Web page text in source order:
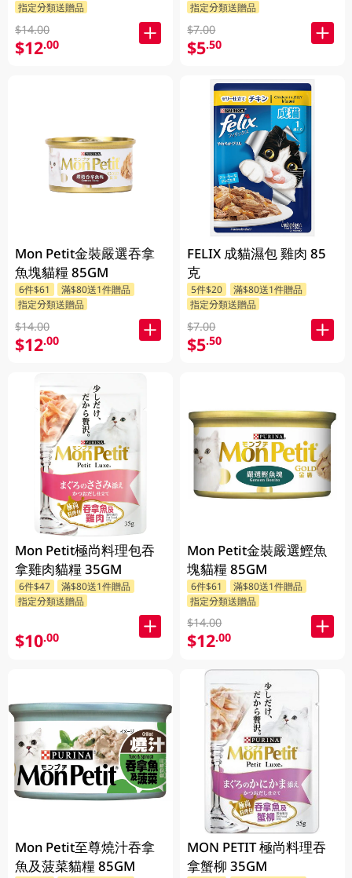
指定分類送贈品
$14.00
$12.00
Mon Petit金裝嚴選吞拿
魚塊貓糧 85GM
6件$61
滿$80送1件贈品
指定分類送贈品
$14.00
$12.00
Mon Petit極尚料理包吞
拿雞肉貓糧 35GM
6件$47
滿$80送1件贈品
指定分類送贈品
$10.00
Mon Petit至尊燒汁吞拿
魚及菠菜貓糧 85GM
指定分類送贈品
$7.00
$5.50
FELIX 成貓濕包 雞肉 85
克
5件$20
滿$80送1件贈品
指定分類送贈品
$7.00
$5.50
Mon Petit金裝嚴選鰹魚
塊貓糧 85GM
6件$61
滿$80送1件贈品
指定分類送贈品
$14.00
$12.00
MON PETIT 極尚料理吞
拿蟹柳 35GM